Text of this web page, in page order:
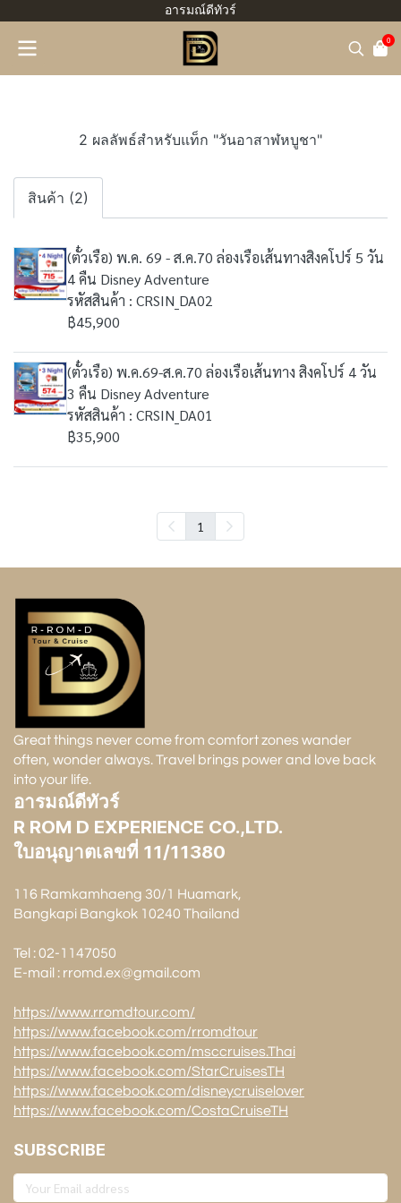
อารมณ์ดีทัวร์
0
2 ผลลัพธ์สำหรับแท็ก "วันอาสาฬหบูชา"
สินค้า (2)
(ตั๋วเรือ) พ.ค. 69 - ส.ค.70 ล่องเรือเส้นทางสิงคโปร์ 5 วัน
4 คืน Disney Adventure
รหัสสินค้า : CRSIN_DA02
฿45,900
(ตั๋วเรือ) พ.ค.69-ส.ค.70 ล่องเรือเส้นทาง สิงคโปร์ 4 วัน
3 คืน Disney Adventure
รหัสสินค้า : CRSIN_DA01
฿35,900
1
Great things never come from comfort zones wander
often, wonder always. Travel brings power and love back
into your life.
อารมณ์ดีทัวร์
R ROM D EXPERIENCE CO.,LTD.
ใบอนุญาตเลขที่ 11/11380
116 Ramkamhaeng 30/1 Huamark,
Bangkapi Bangkok 10240 Thailand
Tel : 02-1147050
E-mail : rromd.ex@gmail.com
https://www.rromdtour.com/
https://www.facebook.com/rromdtour
https://www.facebook.com/msccruises.Thai
https://www.facebook.com/StarCruisesTH
https://www.facebook.com/disneycruiselover
https://www.facebook.com/CostaCruiseTH
SUBSCRIBE